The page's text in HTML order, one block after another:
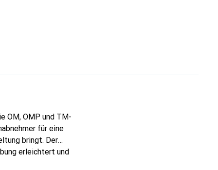
OM, OMP und TM-
für eine
bringt. Der
erleichtert und